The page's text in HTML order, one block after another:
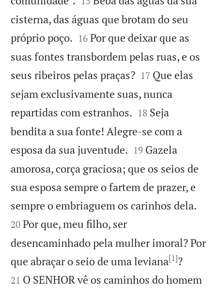
cisterna, das águas que brotam do seu
próprio poço. 

16 Por que deixar que as
suas fontes transbordem pelas ruas, e os
seus ribeiros pelas praças?
17 Que elas
sejam exclusivamente suas, nunca
repartidas com estranhos. 

18 Seja
bendita a sua fonte! Alegre-se com a
esposa da sua juventude. 

19 Gazela
amorosa, corça graciosa; que os seios de
sua esposa sempre o fartem de prazer, e
sempre o embriaguem os carinhos dela.
20 Por que, meu filho, ser
desencaminhado pela mulher imoral? Por
que abraçar o seio de uma leviana[1]?
21 O SENHOR vê os caminhos do homem